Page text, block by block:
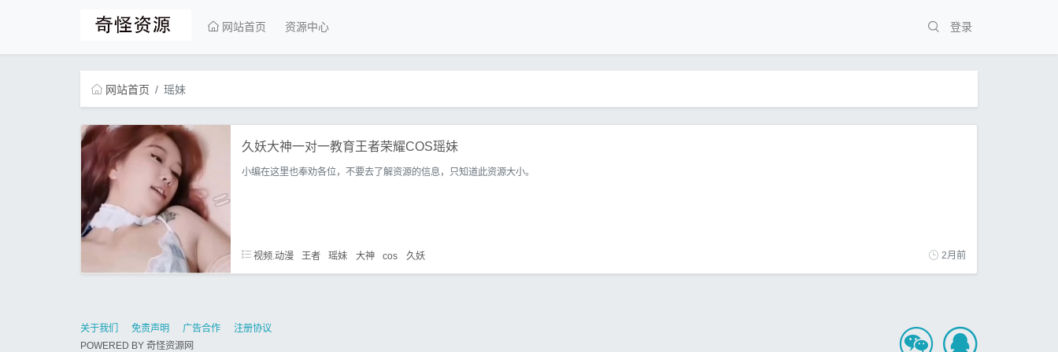
网站首页 资源中心 登录
网站首页 瑶妹
久妖大神一对一教育王者荣耀COS瑶妹
小编在这里也奉劝各位，不要去了解资源的信息，只知道此资源大小。
视频.动漫 王者 瑶妹 大神 cos 久妖 2月前
关于我们 免责声明 广告合作
注册协议
POWERED BY 奇怪资源网